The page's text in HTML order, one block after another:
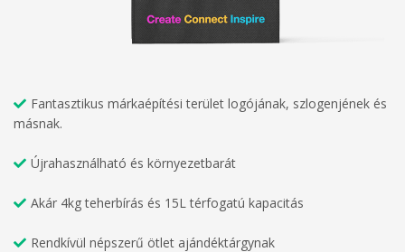
Fantasztikus márkaépítési terület logójának, szlogenjének és
másnak.
Újrahasználható és környezetbarát
Akár 4kg teherbírás és 15L térfogatú kapacitás
Rendkívül népszerű ötlet ajándéktárgynak